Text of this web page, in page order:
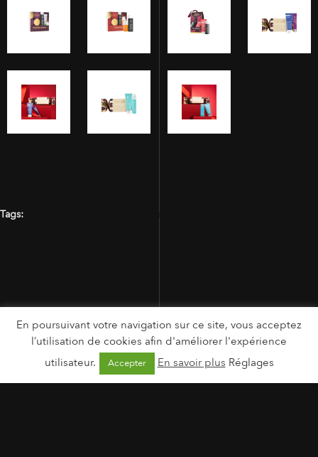
Tags: GUINOT
En poursuivant votre navigation sur ce site, vous acceptez
l’utilisation de cookies afin d'améliorer l'expérience
utilisateur.
Accepter En savoir plus Réglages